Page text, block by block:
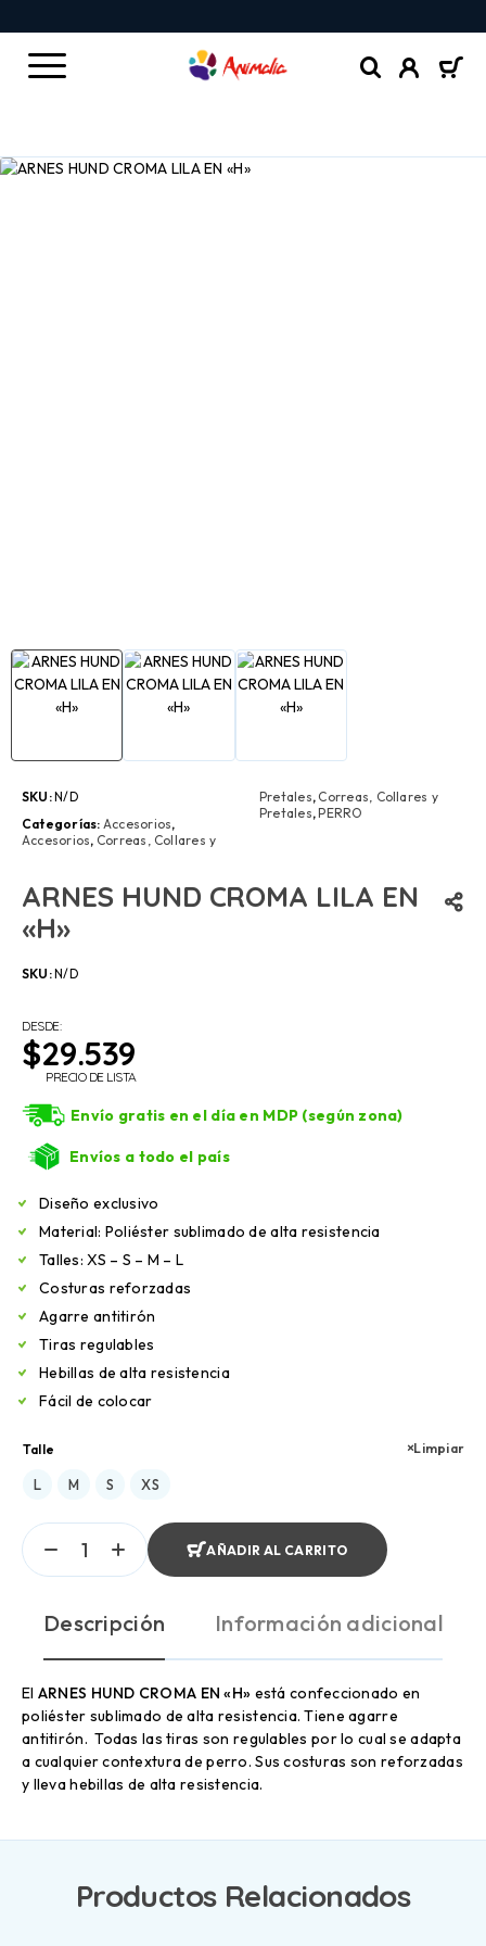
SKU:N/D
Categorías: Accesorios,
Accesorios, Correas, Collares y
Pretales, Correas, Collares y
Pretales,PERRO
ARNES HUND CROMA LILA EN
«H»
SKU:N/D
DESDE:
$29.539
PRECIO DE LISTA
Envío gratis en el día en MDP (según zona)
Envíos a todo el país
Diseño exclusivo
Material: Poliéster sublimado de alta resistencia
Talles: XS – S – M – L
Costuras reforzadas
Agarre antitirón
Tiras regulables
Hebillas de alta resistencia
Fácil de colocar
Talle
L M S XS
Limpiar
AÑADIR AL CARRITO
Descripción Información adicional
El ARNES HUND CROMA EN «H» está confeccionado en
poliéster sublimado de alta resistencia. Tiene agarre
antitirón. Todas las tiras son regulables por lo cual se adapta
a cualquier contextura de perro. Sus costuras son reforzadas
y lleva hebillas de alta resistencia.
Productos Relacionados